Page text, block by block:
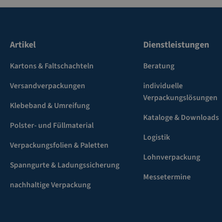
Artikel
Kartons & Faltschachteln
Versandverpackungen
Klebeband & Umreifung
Polster- und Füllmaterial
Verpackungsfolien & Paletten
Spanngurte & Ladungssicherung
nachhaltige Verpackung
Dienstleistungen
Beratung
individuelle
Verpackungslösungen
Kataloge & Downloads
Logistik
Lohnverpackung
Messetermine